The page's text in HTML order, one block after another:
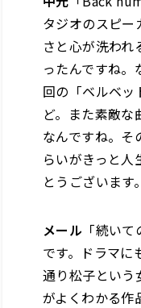
タジオのスピー
さと心が洗わ
ったんですね。
回の「ベルベッ
ど。また素敵
なんですね。そ
らいがきっと
とうございます
メール 「続い
です。ドラマに
通り松子という
がよくわかる作